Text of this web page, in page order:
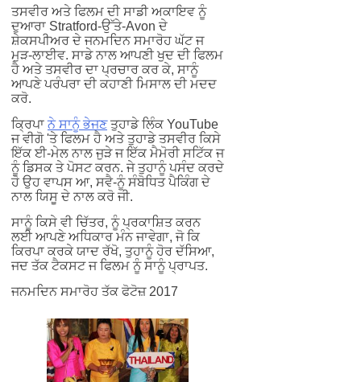
ਤਸਵੀਰ ਅਤੇ ਫਿਲਮ ਦੀ ਸਾਡੀ ਅਕਾਇਵ ਨੂੰ
ਦੁਆਰਾ Stratford-ਉੱਤੇ-Avon ਦੇ
ਸ਼ੇਕਸਪੀਅਰ ਦੇ ਜਨਮਦਿਨ ਸਮਾਰੋਹ ਘੱਟ ਜ
ਮੁੜ-ਲਾਈਵ. ਸਾਡੇ ਨਾਲ ਆਪਣੀ ਖੁਦ ਦੀ ਫਿਲਮ
ਹੈ ਅਤੇ ਤਸਵੀਰ ਦਾ ਪ੍ਰਚਾਰ ਕਰ ਕੇ, ਸਾਨੂੰ
ਆਪਣੇ ਪਰੰਪਰਾ ਦੀ ਕਹਾਣੀ ਮਿਸਾਲ ਦੀ ਮਦਦ
ਕਰੋ.
ਕ੍ਰਿਪਾਨੇ ਸਾਨੂੰ ਭੇਜਣਤੁਹਾਡੇ ਲਿੰਕ YouTube
ਜ ਵੀਗੋ 'ਤੇ ਫਿਲਮ ਹੈ ਅਤੇ ਤੁਹਾਡੇ ਤਸਵੀਰ ਕਿਸੇ
ਇੱਕ ਈ-ਮੇਲ ਨਾਲ ਜੁੜੇ ਜ ਇੱਕ ਮੈਮੋਰੀ ਸਟਿੱਕ ਜ
ਨੂੰ ਡਿਸਕ ਤੇ ਪੋਸਟ ਕਰਨ. ਜੇ ਤੁਹਾਨੂੰ ਪਸੰਦ ਕਰਦੇ
ਹੋ ਉਹ ਵਾਪਸ ਆ, ਸਵੈ-ਨੂੰ ਸੰਬੋਧਿਤ ਪੈਕਿੰਗ ਦੇ
ਨਾਲ ਯਿਸੂ ਦੇ ਨਾਲ ਕਰੋ ਜੀ.
ਸਾਨੂੰ ਕਿਸੇ ਵੀ ਚਿੱਤਰ, ਨੂੰ ਪ੍ਰਕਾਸ਼ਿਤ ਕਰਨ
ਲਈ ਆਪਣੇ ਅਧਿਕਾਰ ਮੰਨ ਜਾਵੇਗਾ, ਜੋ ਕਿ
ਕਿਰਪਾ ਕਰਕੇ ਯਾਦ ਰੱਖੋ, ਤੁਹਾਨੂੰ ਹੋਰ ਦੱਸਿਆ,
ਜਦ ਤੱਕ ਟੈਕਸਟ ਜ ਫਿਲਮ ਨੂੰ ਸਾਨੂੰ ਪ੍ਰਾਪਤ.
ਜਨਮਦਿਨ ਸਮਾਰੋਹ ਤੱਕ ਫੋਟੋਜ਼ 2017